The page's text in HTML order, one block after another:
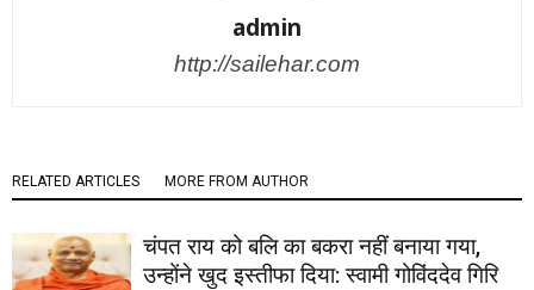
admin
http://sailehar.com
RELATED ARTICLES MORE FROM AUTHOR
चंपत राय को बलि का बकरा नहीं बनाया गया,
उन्होंने खुद इस्तीफा दिया: स्वामी गोविंददेव गिरि